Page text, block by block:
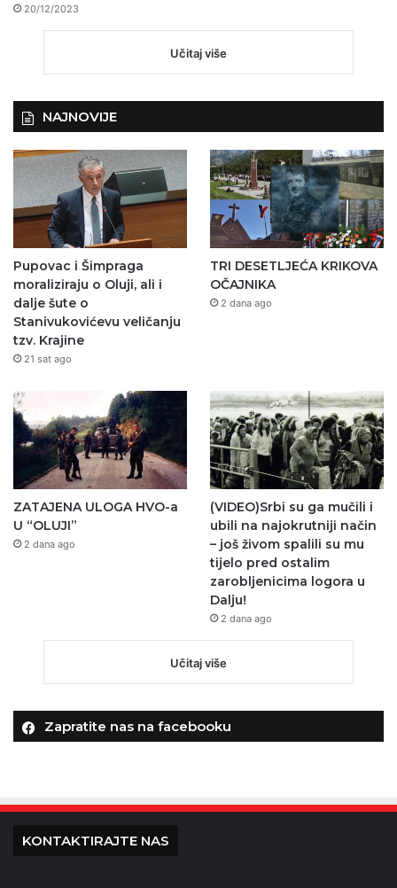
20/12/2023
Učitaj više
NAJNOVIJE
Pupovac i Šimpraga
moraliziraju o Oluji, ali i
dalje šute o
Stanivukovićevu veličanju
tzv. Krajine
21 sat ago
TRI DESETLJEĆA KRIKOVA
OČAJNIKA
2 dana ago
ZATAJENA ULOGA HVO-a
U “OLUJI”
2 dana ago
(VIDEO)Srbi su ga mučili i
ubili na najokrutniji način
– još živom spalili su mu
tijelo pred ostalim
zarobljenicima logora u
Dalju!
2 dana ago
Učitaj više
Zapratite nas na facebooku
KONTAKTIRAJTE NAS